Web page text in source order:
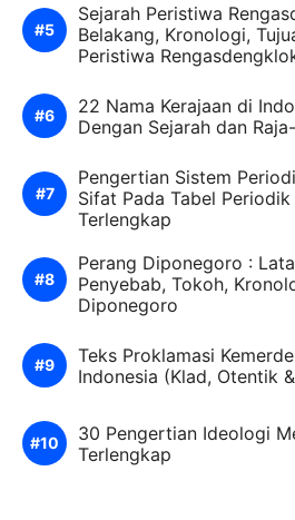
Sejarah Peristiwa
Belakang, Kronologi,
Peristiwa
22 Nama Kerajaan di
Dengan Sejarah dan
Pengertian Sistem
Sifat Pada Tabel
Terlengkap
Perang Diponegoro :
Penyebab, Tokoh,
Diponegoro
Teks Proklamasi
Indonesia (Klad, Otentik
30 Pengertian Ideologi
Terlengkap